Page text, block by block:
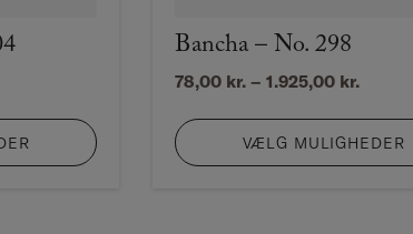
Bancha – No. 298
78,00 kr. – 1.925,00 kr.
VÆLG MULIGHEDER